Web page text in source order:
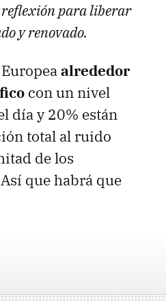
reflexión para liberar
y renovado.
alrededor
con un nivel
día y 20% están
total al ruido
de los
que habrá que